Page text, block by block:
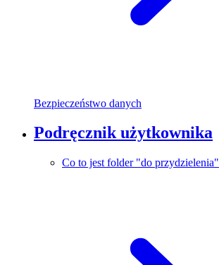
Bezpieczeństwo danych
Podręcznik użytkownika
Co to jest folder "do przydzielenia"